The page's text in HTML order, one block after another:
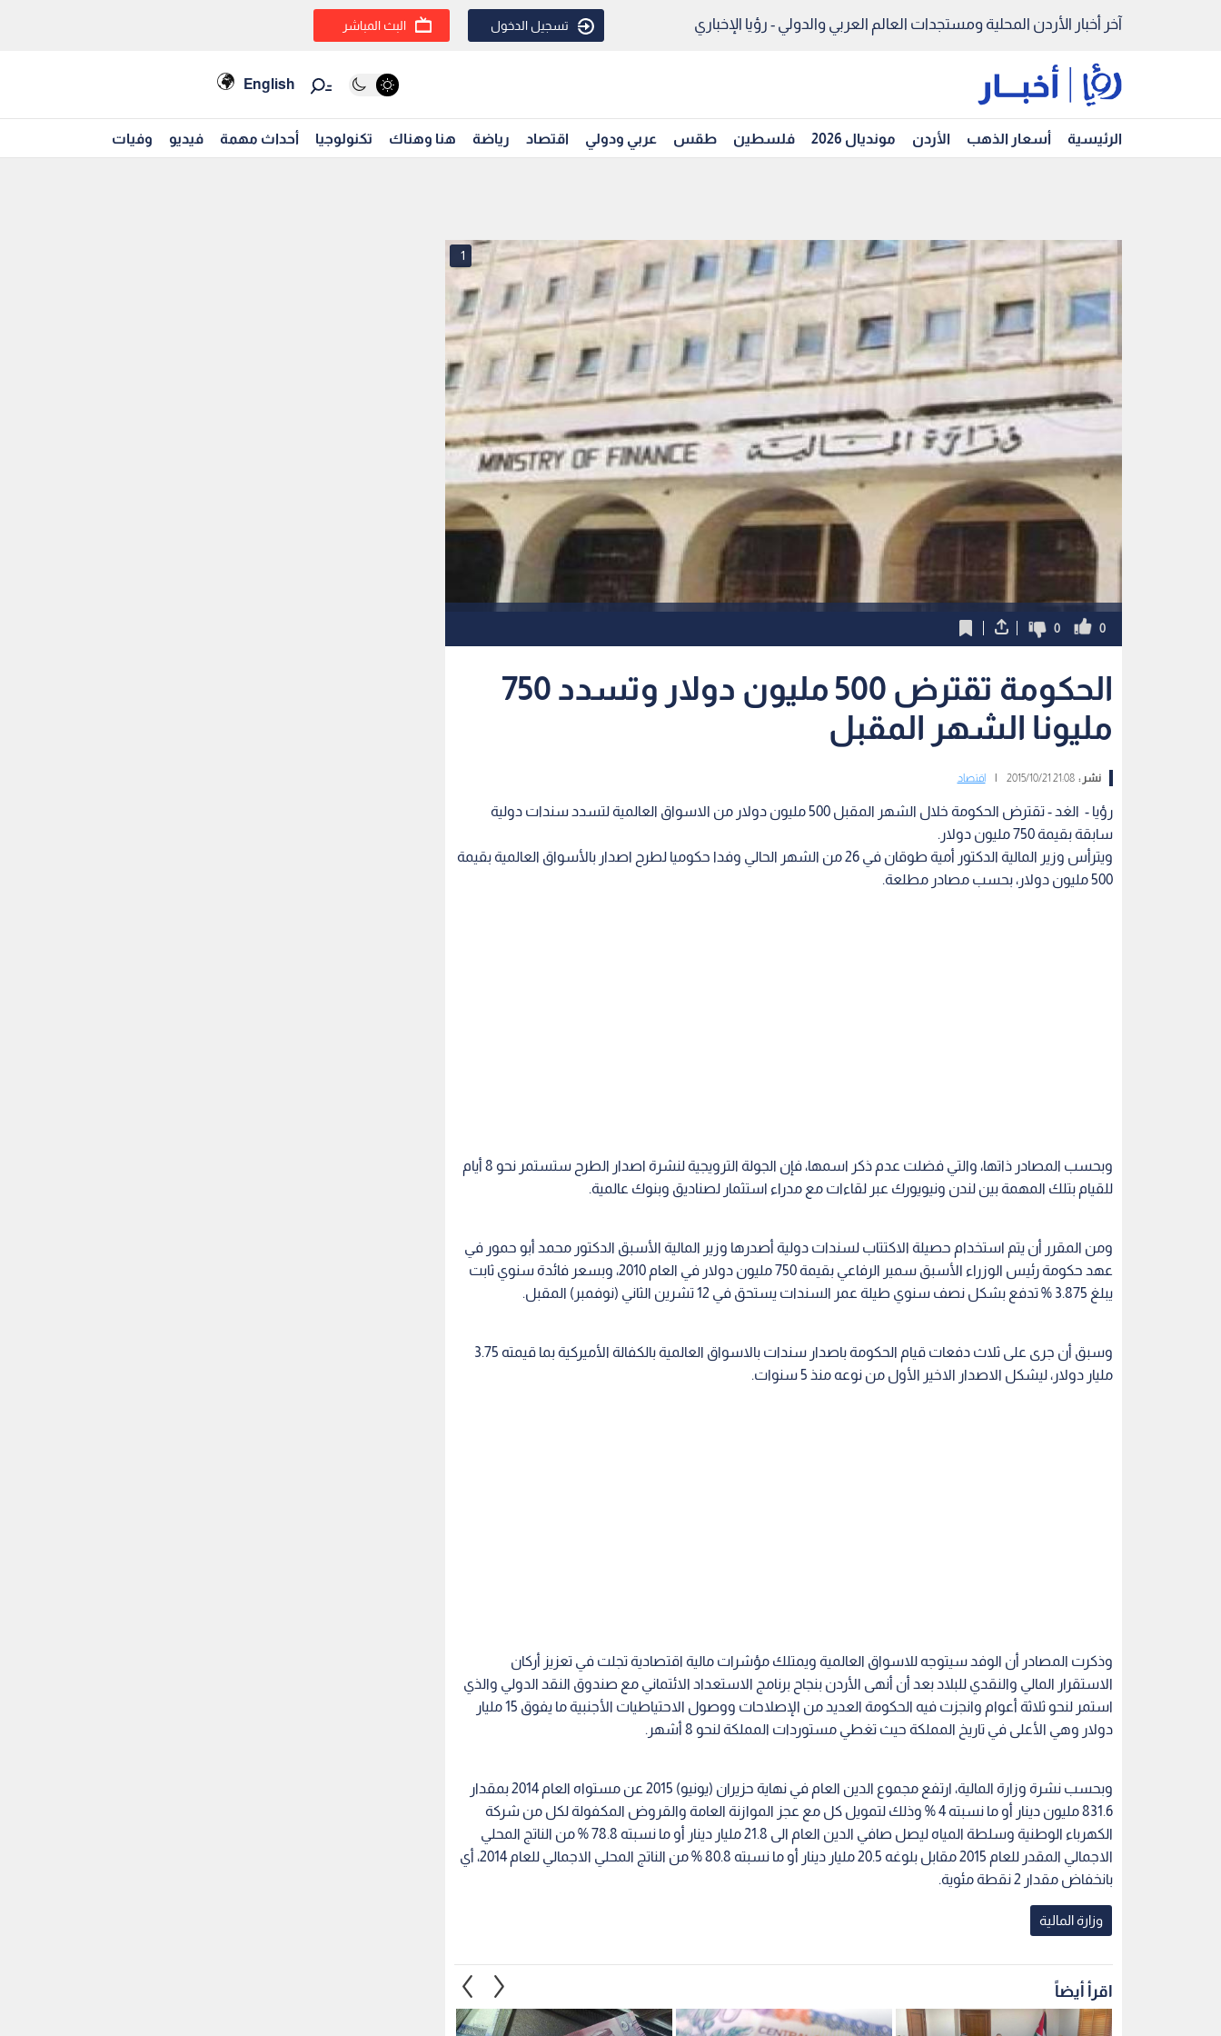
آخر أخبار الأردن المحلية ومستجدات العالم العربي والدولي - رؤيا الإخباري تسجيل الدخول البث المباشر
English
الرئيسية أسعار الذهب الأردن مونديال 2026 فلسطين طقس عربي ودولي اقتصاد رياضة هنا وهناك تكنولوجيا أحداث مهمة فيديو وفيات
1
0
0
الحكومة تقترض 500 مليون دولار وتسدد 750
مليونا الشهر المقبل
نشر :21:08 2015/10/21 اقتصاد
رؤيا - الغد - تقترض الحكومة خلال الشهر المقبل 500 مليون دولار من الاسواق العالمية لتسدد سندات دولية
سابقة بقيمة 750 مليون دولار.
ويترأس وزير المالية الدكتور أمية طوقان في 26 من الشهر الحالي وفدا حكوميا لطرح اصدار بالأسواق العالمية بقيمة
500 مليون دولار، بحسب مصادر مطلعة.
وبحسب المصادر ذاتها، والتي فضلت عدم ذكر اسمها، فإن الجولة الترويجية لنشرة اصدار الطرح ستستمر نحو 8 أيام
للقيام بتلك المهمة بين لندن ونيويورك عبر لقاءات مع مدراء استثمار لصناديق وبنوك عالمية.
ومن المقرر أن يتم استخدام حصيلة الاكتتاب لسندات دولية أصدرها وزير المالية الأسبق الدكتور محمد أبو حمور في
عهد حكومة رئيس الوزراء الأسبق سمير الرفاعي بقيمة 750 مليون دولار في العام 2010، وبسعر فائدة سنوي ثابت
يبلغ 3.875 % تدفع بشكل نصف سنوي طيلة عمر السندات يستحق في 12 تشرين الثاني (نوفمبر) المقبل.
وسبق أن جرى على ثلاث دفعات قيام الحكومة باصدار سندات بالاسواق العالمية بالكفالة الأميركية بما قيمته 3.75
مليار دولار، ليشكل الاصدار الاخير الأول من نوعه منذ 5 سنوات.
وذكرت المصادر أن الوفد سيتوجه للاسواق العالمية ويمتلك مؤشرات مالية اقتصادية تجلت في تعزيز أركان
الاستقرار المالي والنقدي للبلاد بعد أن أنهى الأردن بنجاح برنامج الاستعداد الائتماني مع صندوق النقد الدولي والذي
استمر لنحو ثلاثة أعوام وانجزت فيه الحكومة العديد من الإصلاحات ووصول الاحتياطيات الأجنبية ما يفوق 15 مليار
دولار وهي الأعلى في تاريخ المملكة حيث تغطي مستوردات المملكة لنحو 8 أشهر.
وبحسب نشرة وزارة المالية، ارتفع مجموع الدين العام في نهاية حزيران (يونيو) 2015 عن مستواه العام 2014 بمقدار
831.6 مليون دينار أو ما نسبته 4 % وذلك لتمويل كل مع عجز الموازنة العامة والقروض المكفولة لكل من شركة
الكهرباء الوطنية وسلطة المياه ليصل صافي الدين العام الى 21.8 مليار دينار أو ما نسبته 78.8 % من الناتج المحلي
الاجمالي المقدر للعام 2015 مقابل بلوغه 20.5 مليار دينار أو ما نسبته 80.8 % من الناتج المحلي الاجمالي للعام 2014، أي
بانخفاض مقدار 2 نقطة مئوية.
وزارة المالية
اقرأ أيضاً